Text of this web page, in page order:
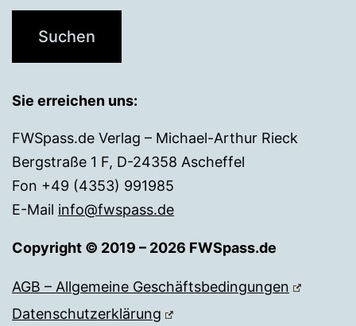
Sie erreichen uns:
FWSpass.de Verlag – Michael-Arthur Rieck
Bergstraße 1 F, D-24358 Ascheffel
Fon +49 (4353) 991985
E-Mail info@fwspass.de
Copyright © 2019 – 2026 FWSpass.de
AGB – Allgemeine Geschäftsbedingungen
Datenschutzerklärung